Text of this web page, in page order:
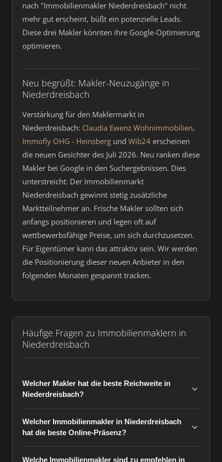
nach "Immobilienmakler Niederdreisbach" nicht
mehr gut erscheint, büßt ein potenzielle Leads.
Diese drei Makler könnten ihre Google-Optimierung
optimieren.
Neu begrüßt: Makler-Neuzugänge in
Niederdreisbach
Verstärkung für den Maklermarkt in
Niederdreisbach: Claudia Ewenz Wohnimmobilien,
Immofly OHG - Heinsberg und Wib24 erscheinen
die neuen Gesichter des Juli 2026. Neu ranken diese
Makler bei Google in den Suchergebnissen. Dies
unterstreicht: Der Immobilienmarkt
Niederdreisbach gewinnt stetig zusätzliche
Marktteilnehmer an. Frische Makler sollten sich
anfangs positionieren und legen oft auf
wettbewerbsfähige Preise, um sich durchzusetzen.
Für Eigentümer kann das attraktiv sein. Wir werden
die Positionierung dieser neuen Anbieter in den
folgenden Monaten gespannt tracken.
Häufige Fragen zu Immobilienmaklern in
Niederdreisbach
Welcher Makler hat die beste Reichweite in
Niederdreisbach?
Welcher Immobilienmakler in Niederdreisbach
hat die beste Online-Präsenz?
Welche Immobilienmakler sind zu empfehlen in